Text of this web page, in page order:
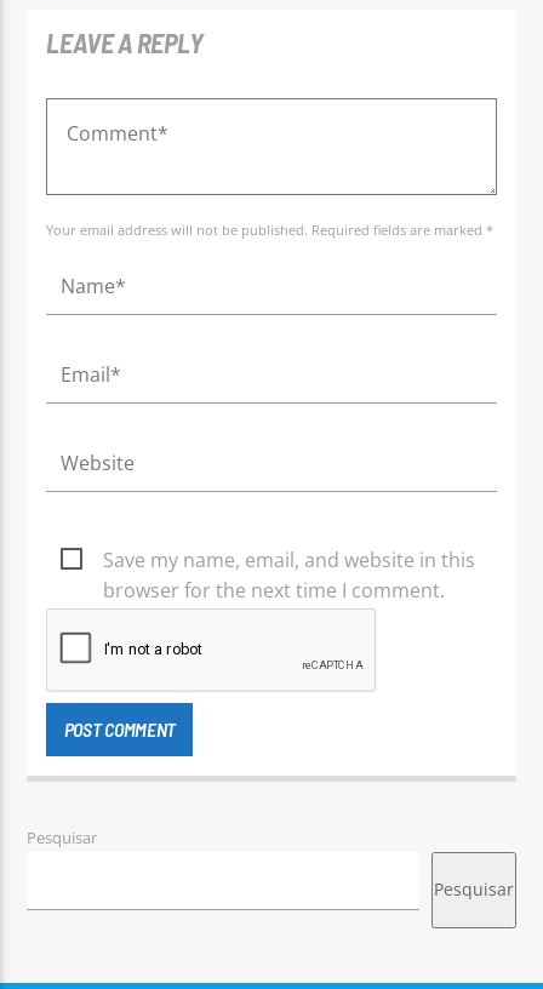
LEAVE A REPLY
Your email address will not be published. Required fields are marked *
Save my name, email, and website in this
browser for the next time I comment.
Pesquisar
Pesquisar